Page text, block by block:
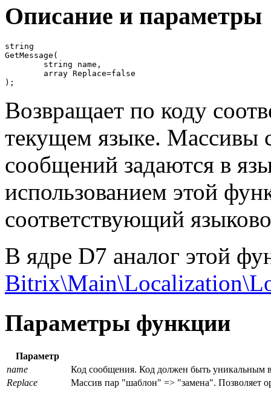
Описание и параметры
string
GetMessage(
);
Возвращает по коду
текущем языке. Массивы
сообщений задаются в
использованием этой
соответствующий
В ядре D7 аналог этой
Параметры функции
Параметр
name
Код сообщения. Код должен быть уникальным
Replace
Массив пар "шаблон" => "замена". Позволяет